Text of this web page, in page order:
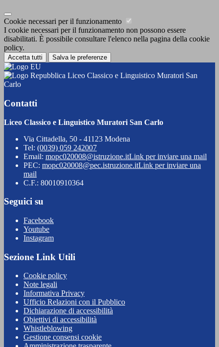
Cookie necessari per il funzionamento
I cookie necessari per il funzionamento non possono essere
disabilitati. È possibile consultare l'elenco nella pagina della cookie
policy.
Accetta tutti Salva le preferenze
Liceo Classico e Linguistico Muratori San
Carlo
Contatti
Liceo Classico e Linguistico Muratori San Carlo
Via Cittadella, 50 - 41123 Modena
Tel: (0039) 059 242007
Email: mopc020008@istruzione.itLink per inviare una mail
PEC: mopc020008@pec.istruzione.itLink per inviare una
mail
C.F.: 80010910364
Seguici su
Facebook
Youtube
Instagram
Sezione Link Utili
Cookie policy
Note legali
Informativa Privacy
Ufficio Relazioni con il Pubblico
Dichiarazione di accessibilità
Obiettivi di accessibilità
Whistleblowing
Gestione consensi cookie